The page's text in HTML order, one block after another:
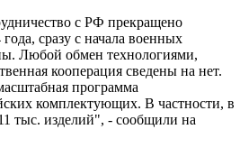
с РФ прекращено
года, сразу с начала военных
Любой обмен технологиями,
кооперация сведены на нет.
программа
комплектующих. В частности, в
тыс. изделий", - сообщили на